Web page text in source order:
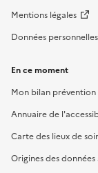
Mentions légales
Données
En ce moment
Mon bilan prévention
Annuaire de
Carte des lieux de
Origines des